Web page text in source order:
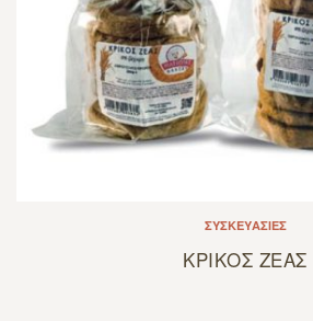
ΣΥΣΚΕΥΑΣΊΕΣ
ΚΡΙΚΟΣ ΖΕΑΣ